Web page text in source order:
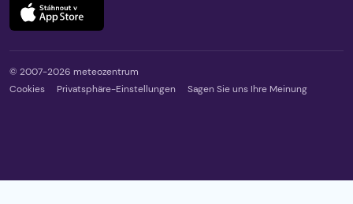
© 2007-2026 meteozentrum
Cookies
Privatsphäre-Einstellungen Sagen Sie uns Ihre Meinung